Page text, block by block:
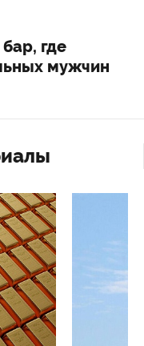
где
мужчин